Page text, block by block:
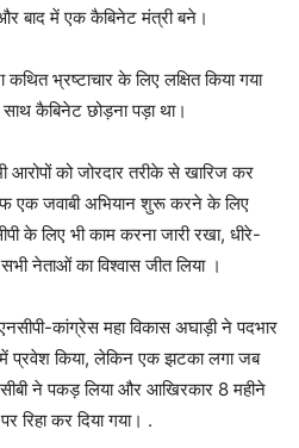
बाद में एक कैबिनेट मंत्री बने।
कथित भ्रष्टाचार के लिए लक्षित किया गया
कैबिनेट छोड़ना पड़ा था।
को जोरदार तरीके से खारिज कर
एक जवाबी अभियान शुरू करने के लिए
के लिए भी काम करना जारी रखा, धीरे-
सभी नेताओं का विश्वास जीत लिया ।
कांग्रेस महा विकास अघाड़ी ने पदभार
प्रवेश किया, लेकिन एक झटका लगा जब
ने पकड़ लिया और आखिरकार 8 महीने
कर दिया गया। .